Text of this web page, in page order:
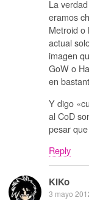
La
eramos
Metroid o
actual
imagen
GoW o
en
Y digo
al CoD
pesar
Reply
KiKo
3 mayo